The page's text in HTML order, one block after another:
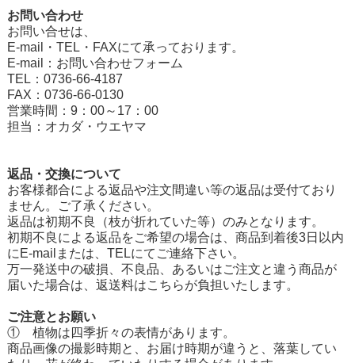
お問い合わせ
お問い合せは、
E-mail・TEL・FAXにて承っております。
E-mail： お問い合わせフォーム
TEL：0736-66-4187
FAX：0736-66-0130
営業時間：9：00～17：00
担当：オカダ・ウエヤマ
返品・交換について
お客様都合による返品や注文間違い等の返品は受付ており
ません。ご了承ください。
返品は初期不良（枝が折れていた等）のみとなります。
初期不良による返品をご希望の場合は、商品到着後3日以内
にE-mailまたは、TELにてご連絡下さい。
万一発送中の破損、不良品、あるいはご注文と違う商品が
届いた場合は、返送料はこちらが負担いたします。
ご注意とお願い
① 植物は四季折々の表情があります。
商品画像の撮影時期と、お届け時期が違うと、落葉してい